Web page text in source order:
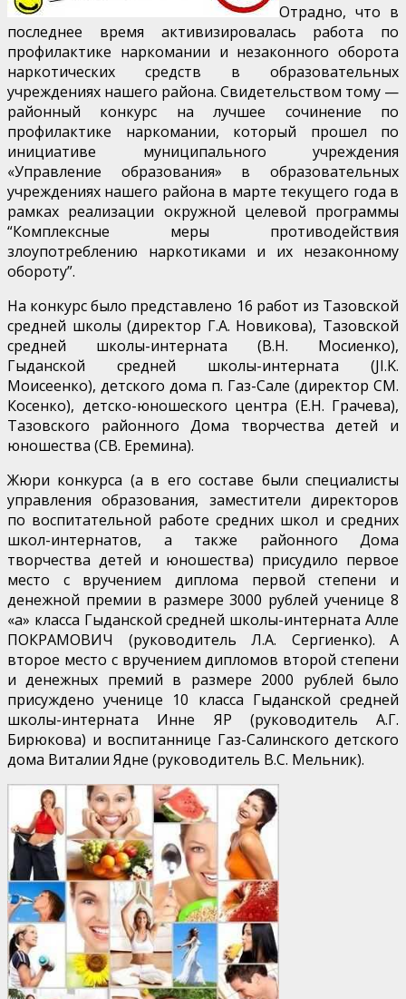
Отрадно, что в
последнее время активизировалась работа по
профилактике наркомании и незаконного оборота
наркотических средств в образовательных
учреждениях нашего района. Свидетельством тому —
районный конкурс на лучшее сочинение по
профилактике наркомании, который прошел по
инициативе муниципального учреждения
«Управление образования» в образовательных
учреждениях нашего района в марте текущего года в
рамках реализации окружной целевой программы
“Комплексные меры противодействия
злоупотреблению наркотиками и их незаконному
обороту”.
На конкурс было представлено 16 работ из Тазовской
средней школы (директор Г.А. Новикова), Тазовской
средней школы-интерната (В.Н. Мосиенко),
Гыданской средней школы-интерната (JI.K.
Моисеенко), детского дома п. Газ-Сале (директор СМ.
Косенко), детско-юношеского центра (Е.Н. Грачева),
Тазовского районного Дома творчества детей и
юношества (СВ. Еремина).
Жюри конкурса (а в его составе были специалисты
управления образования, заместители директоров
по воспитательной работе средних школ и средних
школ-интернатов, а также районного Дома
творчества детей и юношества) присудило первое
место с вручением диплома первой степени и
денежной премии в размере 3000 рублей ученице 8
«а» класса Гыданской средней школы-интерната Алле
ПОКРАМОВИЧ (руководитель Л.А. Сергиенко). А
второе место с вручением дипломов второй степени
и денежных премий в размере 2000 рублей было
присуждено ученице 10 класса Гыданской средней
школы-интерната Инне ЯР (руководитель А.Г.
Бирюкова) и воспитаннице Газ-Салинского детского
дома Виталии Ядне (руководитель B.C. Мельник).